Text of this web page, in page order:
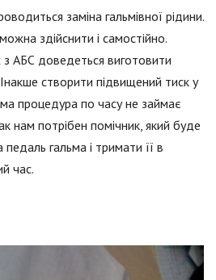
заміна гальмівної рідини.
здійснити і самостійно.
АБС доведеться виготовити
створити підвищений тиск у
процедура по часу не займає
нам потрібен помічник, який буде
гальма і тримати її в
час.